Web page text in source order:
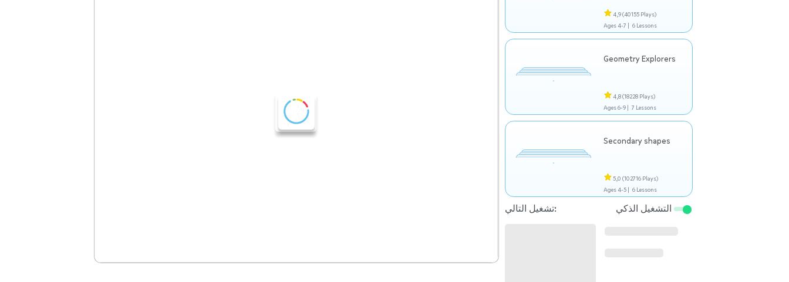
4,9(40155 Plays)
Ages 4-7 | 6 Lessons
Geometry Explorers
4,8(18228 Plays)
Ages 6-9 | 7 Lessons
Secondary shapes
5,0 (102716 Plays)
Ages 4-5 | 6 Lessons
تشغيل التالي: